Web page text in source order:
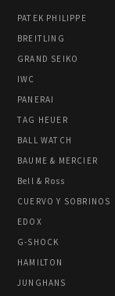
PATEK PHILIPPE
BREITLING
GRAND SEIKO
IWC
PANERAI
TAG HEUER
BALL WATCH
BAUME & MERCIER
Bell & Ross
CUERVO Y SOBRINOS
EDOX
G-SHOCK
HAMILTON
JUNGHANS